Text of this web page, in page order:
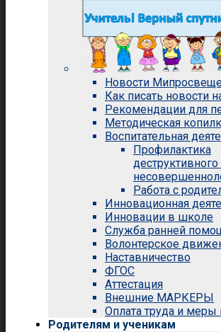
Новости
Как писать новости
Рекомендации для
Методическая
Воспитательная
Профилактика
Работа с
Инновационная
Инновации в школе
Служба ранней
Волонтерское
Наставничество
ФГОС
Аттестация
Внешние МАРКЕРЫ
Оплата труда и
Родителям и ученикам